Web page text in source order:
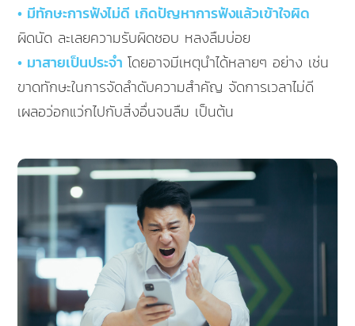
• มีทักษะการฟังไม่ดี เกิดปัญหาการฟังแล้วเข้าใจผิด
ผิดนัด ละเลยความรับผิดชอบ หลงลืมบ่อย
• มาสายเป็นประจำโดยอาจมีเหตุนำได้หลายๆ อย่าง เช่น
ขาดทักษะในการจัดลำดับความสำคัญ จัดการเวลาไม่ดี
เผลอว่อกแว่กไปกับสิ่งอื่นจนลืม เป็นต้น